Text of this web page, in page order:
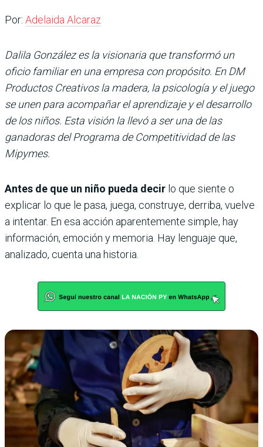
Por: Adelaida Alcaraz
Dalila González es la visionaria que transformó un
oficio familiar en una empresa con propósito. En DM
Productos Creativos la madera, la psicología y el juego
se unen para acompañar el aprendizaje y el desarrollo
de los niños. Esta visión la llevó a ser una de las
ganadoras del Programa de Competitividad de las
Mipymes.
Antes de que un niño pueda decir lo que siente o
explicar lo que le pasa, juega, construye, derriba, vuelve
a intentar. En esa acción aparentemente simple, hay
información, emoción y memoria. Hay lenguaje que,
analizado, cuenta una historia.